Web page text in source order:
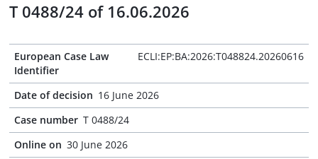
T 0488/24 of 16.06.2026
European Case Law
Identifier
ECLI:EP:BA:2026:T048824.20260616
Date of decision 16 June 2026
Case number T 0488/24
Online on 30 June 2026